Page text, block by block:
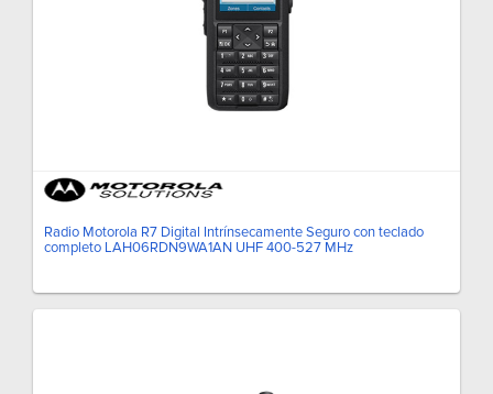
Radio Motorola R7 Digital Intrínsecamente Seguro con teclado
completo LAH06RDN9WA1AN UHF 400-527 MHz